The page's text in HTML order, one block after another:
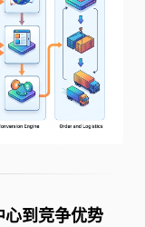
到竞争优势